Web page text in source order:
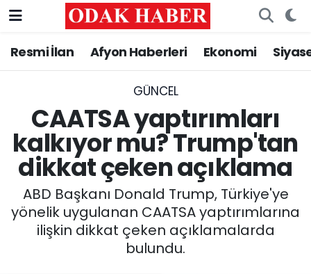
Resmi İlan Afyon Haberleri Ekonomi
GÜNCEL
CAATSA yaptırımları
kalkıyor mu? Trump'tan
dikkat çeken açıklama
ABD Başkanı Donald Trump, Türkiye'ye
yönelik uygulanan CAATSA yaptırımlarına
ilişkin dikkat çeken açıklamalarda
bulundu.
AFYONKARAHİSAR HABERLERİ
ASAYİŞ
GÜNCEL
SİYASET
EĞİTİM
Nöbetçi Eczaneler
Trafik Durumu
Süper Lig Puan Durumu ve Fikstür
Tüm Manşetler
Son Dakika Haberleri